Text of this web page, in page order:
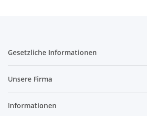
Gesetzliche Informationen
Unsere Firma
Informationen